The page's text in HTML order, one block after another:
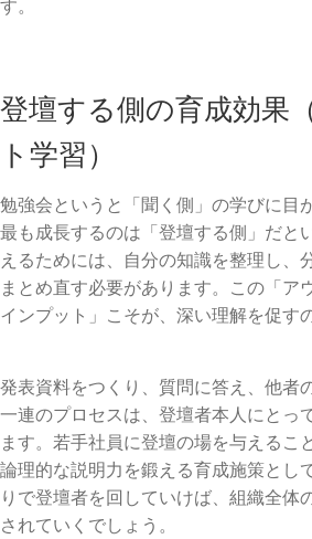
登壇する側の育成効果
ト学習）
勉強会というと「聞く側」の学びに目
最も成長するのは「登壇する側」だと
えるためには、自分の知識を整理し、
まとめ直す必要があります。この「ア
インプット」こそが、深い理解を促す
発表資料をつくり、質問に答え、他
一連のプロセスは、登壇者本人にとっ
ます。若手社員に登壇の場を与えるこ
論理的な説明力を鍛える育成施策とし
りで登壇者を回していけば、組織全体
されていくでしょう。